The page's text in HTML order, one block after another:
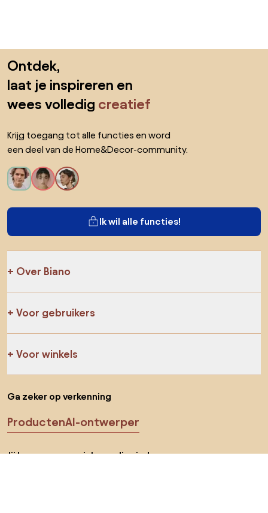
Ontdek,
laat je inspireren en
wees volledig creatief
Krijg toegang tot alle functies en word
een deel van de Home&Decor-community.
Ik wil alle functies!
Over Biano
Voor gebruikers
Voor winkels
Ga zeker op verkenning
ProductenAI-ontwerper
Jij kan ons op sociale media vinden